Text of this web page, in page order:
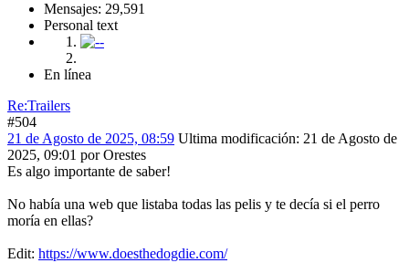
Mensajes: 29,591
Personal text
En línea
Re:Trailers
#504
21 de Agosto de 2025, 08:59 Ultima modificación: 21 de Agosto de
2025, 09:01 por Orestes
Es algo importante de saber!
No había una web que listaba todas las pelis y te decía si el perro
moría en ellas?
Edit: https://www.doesthedogdie.com/